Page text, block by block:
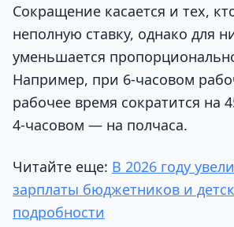
Сокращение касается и тех,
неполную ставку, однако для
уменьшается
Например, при 6-часовом
рабочее время сократится на
4-часовом — на полчаса.
Читайте еще: В 2026 году
зарплаты бюджетников и
подробности